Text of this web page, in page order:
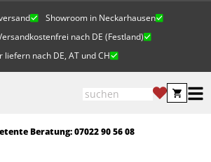
Showroom in Neckarhausen
nach DE (Festland)
liefern nach DE, AT und CH
Beratung: 07022 90 56 08